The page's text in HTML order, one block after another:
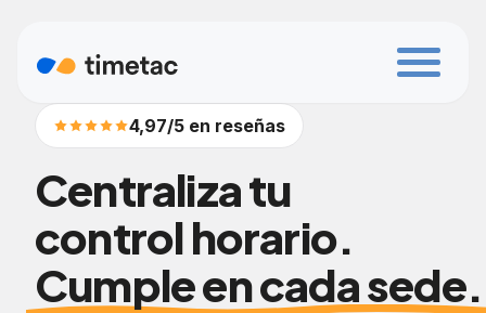
4,97/5 en reseñas
Centraliza tu
control horario.
Cumple en cada sede.